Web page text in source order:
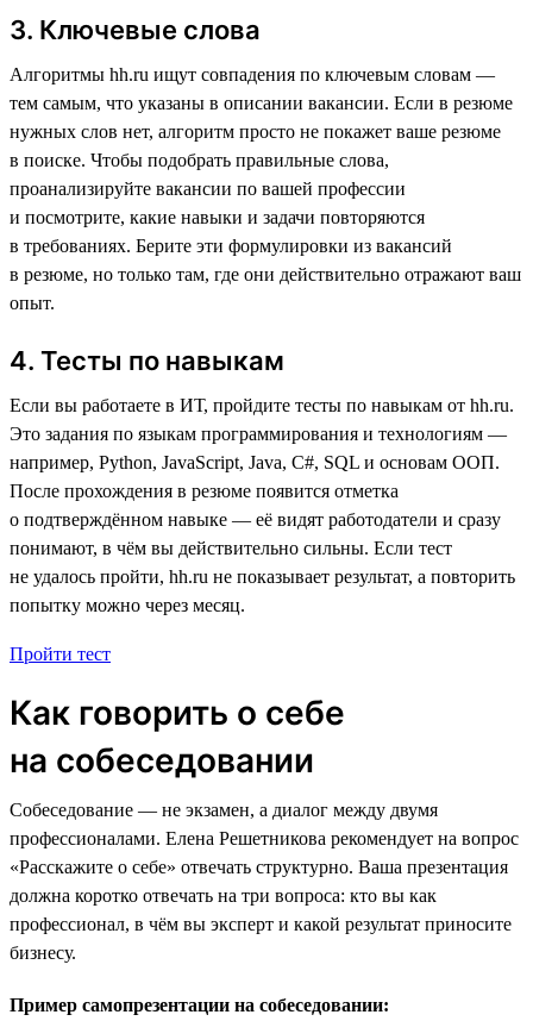
3. Ключевые слова
Алгоритмы hh.ru ищут совпадения по ключевым словам —
тем самым, что указаны в описании вакансии. Если в резюме
нужных слов нет, алгоритм просто не покажет ваше резюме
в поиске. Чтобы подобрать правильные слова,
проанализируйте вакансии по вашей профессии
и посмотрите, какие навыки и задачи повторяются
в требованиях. Берите эти формулировки из вакансий
в резюме, но только там, где они действительно отражают ваш
опыт.
4. Тесты по навыкам
Если вы работаете в ИТ, пройдите тесты по навыкам от hh.ru.
Это задания по языкам программирования и технологиям —
например, Python, JavaScript, Java, C#, SQL и основам ООП.
После прохождения в резюме появится отметка
о подтверждённом навыке — её видят работодатели и сразу
понимают, в чём вы действительно сильны. Если тест
не удалось пройти, hh.ru не показывает результат, а повторить
попытку можно через месяц.
Пройти тест
Как говорить о себе
на собеседовании
Собеседование — не экзамен, а диалог между двумя
профессионалами. Елена Решетникова рекомендует на вопрос
«Расскажите о себе» отвечать структурно. Ваша презентация
должна коротко отвечать на три вопроса: кто вы как
профессионал, в чём вы эксперт и какой результат приносите
бизнесу.
Пример самопрезентации на собеседовании: